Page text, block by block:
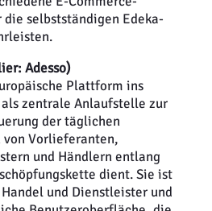
selbstständigen Edeka-
Adesso)
Plattform ins
zentrale Anlaufstelle zur
der täglichen
von Vorlieferanten,
und Händlern entlang
dient. Sie ist
und Dienstleister und